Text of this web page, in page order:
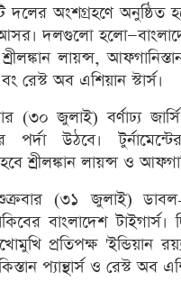
অংশগ্রহণে অনুষ্ঠিত
দলগুলো
লায়ন্স,
রেস্ট অব এশিয়ান স্টার্স।
(৩০ জুলাই) বর্ণাঢ্য
পর্দা উঠবে।
শ্রীলঙ্কান লায়ন্স ও
(৩১ জুলাই) ডাবল-
বাংলাদেশ টাইগার্স।
প্রতিপক্ষ 'ইন্ডিয়ান
প্যান্থার্স ও রেস্ট অব